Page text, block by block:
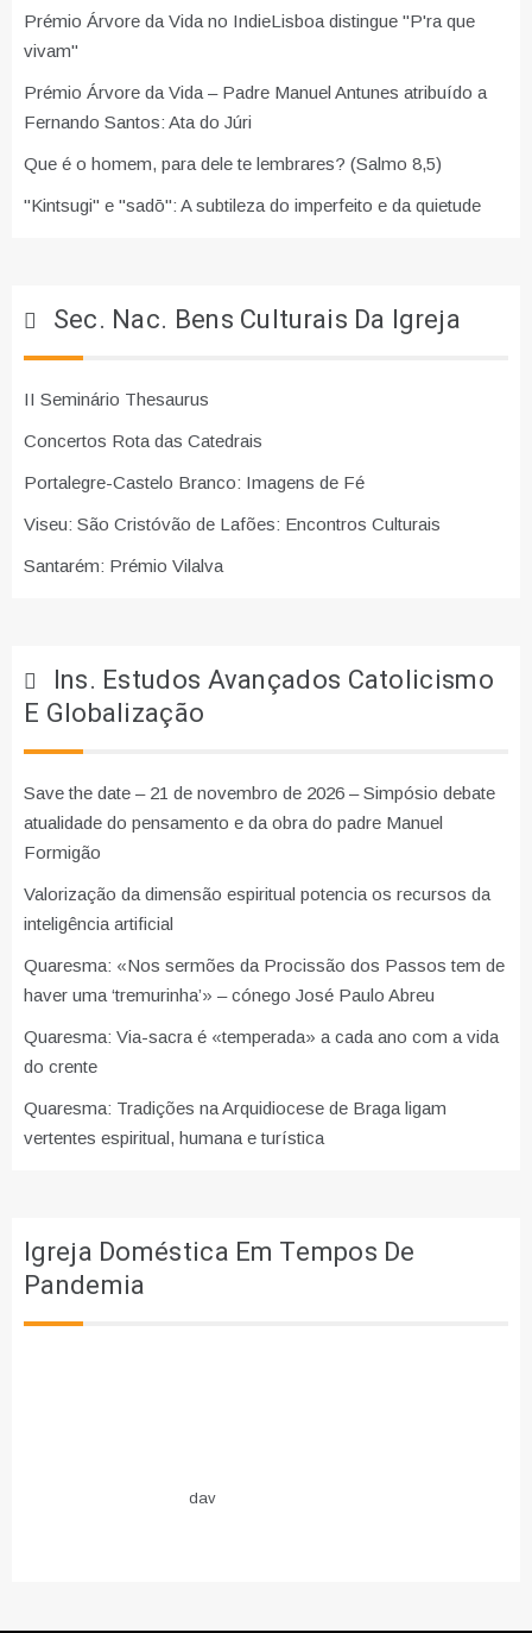
Prémio Árvore da Vida no IndieLisboa distingue "P'ra que
vivam"
Prémio Árvore da Vida – Padre Manuel Antunes atribuído a
Fernando Santos: Ata do Júri
Que é o homem, para dele te lembrares? (Salmo 8,5)
"Kintsugi" e "sadō": A subtileza do imperfeito e da quietude
Sec. Nac. Bens Culturais Da Igreja
II Seminário Thesaurus
Concertos Rota das Catedrais
Portalegre-Castelo Branco: Imagens de Fé
Viseu: São Cristóvão de Lafões: Encontros Culturais
Santarém: Prémio Vilalva
Ins. Estudos Avançados Catolicismo
E Globalização
Save the date – 21 de novembro de 2026 – Simpósio debate
atualidade do pensamento e da obra do padre Manuel
Formigão
Valorização da dimensão espiritual potencia os recursos da
inteligência artificial
Quaresma: «Nos sermões da Procissão dos Passos tem de
haver uma ‘tremurinha’» – cónego José Paulo Abreu
Quaresma: Via-sacra é «temperada» a cada ano com a vida
do crente
Quaresma: Tradições na Arquidiocese de Braga ligam
vertentes espiritual, humana e turística
Igreja Doméstica Em Tempos De
Pandemia
dav